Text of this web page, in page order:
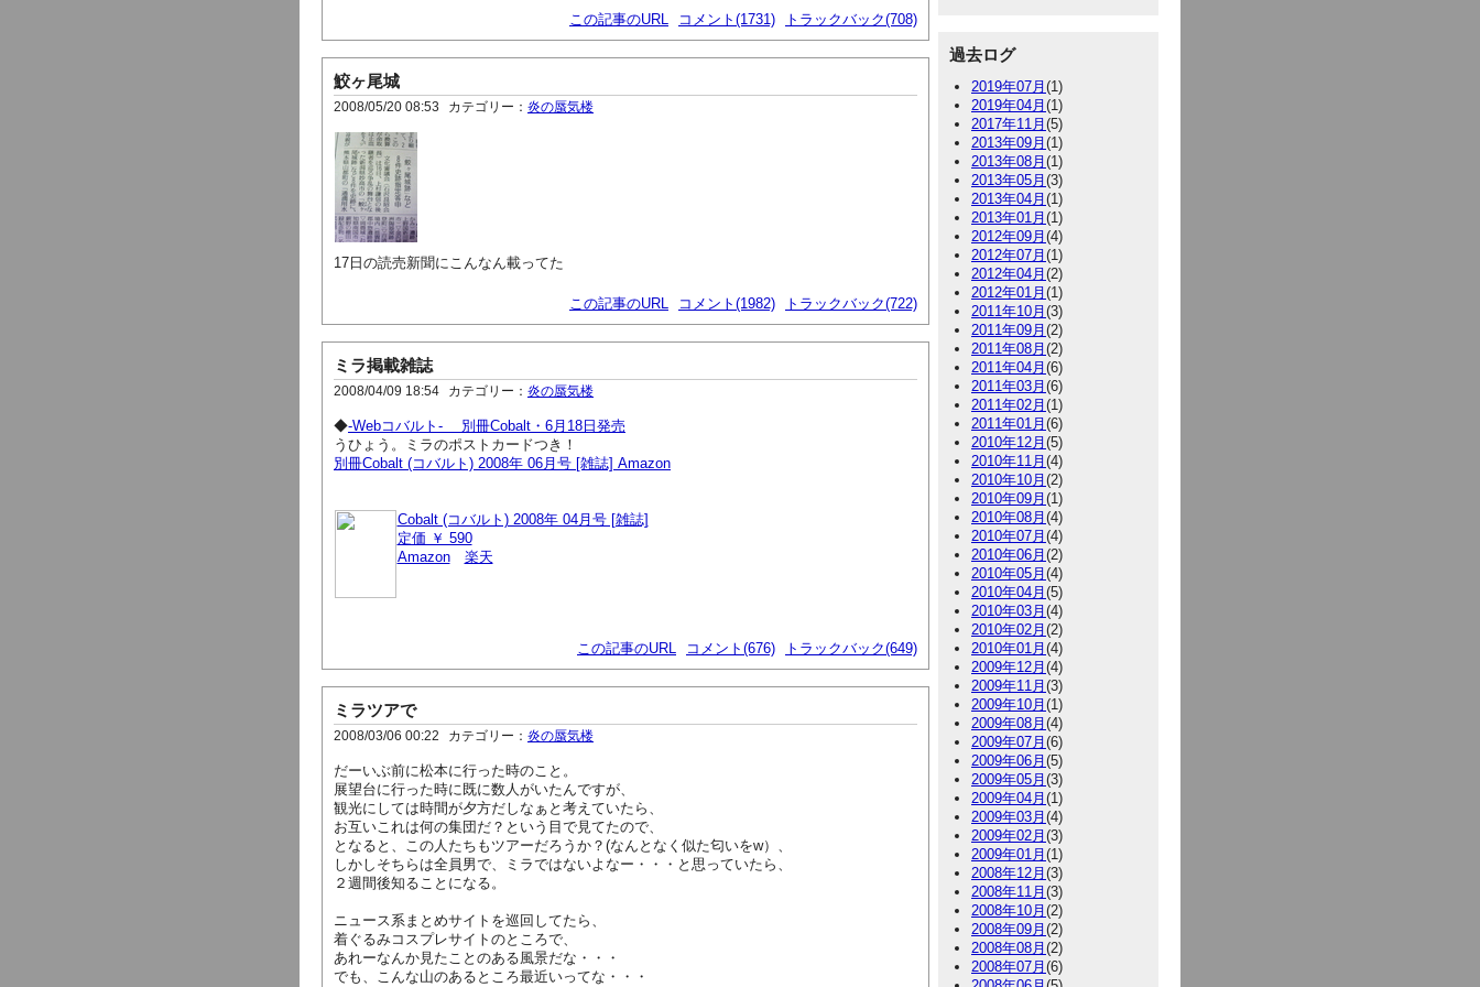
この記事のURL コメント(1731) トラックバック(708)
鮫ヶ尾城
2008/05/20 08:53 カテゴリー： 炎の蜃気楼
17日の読売新聞にこんなん載ってた
この記事のURL コメント(1982) トラックバック(722)
ミラ掲載雑誌
2008/04/09 18:54 カテゴリー： 炎の蜃気楼
◆-Webコバルト- 別冊Cobalt・6月18日発売
うひょう。ミラのポストカードつき！
別冊Cobalt (コバルト) 2008年 06月号 [雑誌] Amazon
Cobalt (コバルト) 2008年 04月号 [雑誌]
定価 ￥ 590
Amazon
楽天
この記事のURL コメント(676) トラックバック(649)
ミラツアで
2008/03/06 00:22 カテゴリー： 炎の蜃気楼
だーいぶ前に松本に行った時のこと。
展望台に行った時に既に数人がいたんですが、
観光にしては時間が夕方だしなぁと考えていたら、
お互いこれは何の集団だ？という目で見てたので、
となると、この人たちもツアーだろうか？(なんとなく似た匂いをw）、
しかしそちらは全員男で、ミラではないよなー・・・と思っていたら、
２週間後知ることになる。
ニュース系まとめサイトを巡回してたら、
着ぐるみコスプレサイトのところで、
あれーなんか見たことのある風景だな・・・
でも、こんな山のあるところ最近いってな・・・
過去ログ
2019年07月 (1)
2019年04月 (1)
2017年11月 (5)
2013年09月 (1)
2013年08月 (1)
2013年05月 (3)
2013年04月 (1)
2013年01月 (1)
2012年09月 (4)
2012年07月 (1)
2012年04月 (2)
2012年01月 (1)
2011年10月 (3)
2011年09月 (2)
2011年08月 (2)
2011年04月 (6)
2011年03月 (6)
2011年02月 (1)
2011年01月 (6)
2010年12月 (5)
2010年11月 (4)
2010年10月 (2)
2010年09月 (1)
2010年08月 (4)
2010年07月 (4)
2010年06月 (2)
2010年05月 (4)
2010年04月 (5)
2010年03月 (4)
2010年02月 (2)
2010年01月 (4)
2009年12月 (4)
2009年11月 (3)
2009年10月 (1)
2009年08月 (4)
2009年07月 (6)
2009年06月 (5)
2009年05月 (3)
2009年04月 (1)
2009年03月 (4)
2009年02月 (3)
2009年01月 (1)
2008年12月 (3)
2008年11月 (3)
2008年10月 (2)
2008年09月 (2)
2008年08月 (2)
2008年07月 (6)